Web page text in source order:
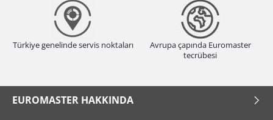
Türkiye genelinde servis noktaları
Avrupa çapında Euromaster
tecrübesi
EUROMASTER HAKKINDA